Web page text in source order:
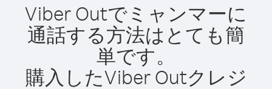
Viber Outでミャンマーに
通話する方法はとても簡
単です。
購入したViber Outクレジ